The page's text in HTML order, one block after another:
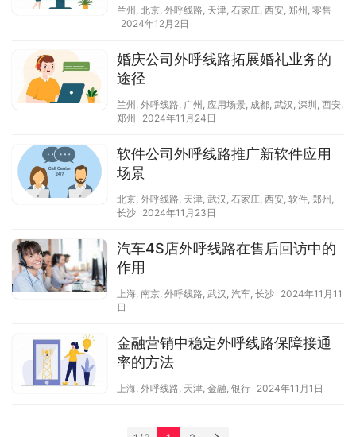
兰州 , 北京, 外呼线路, 天津, 石家庄, 西安, 郑州 , 零售
2024年12月2日
婚庆公司外呼线路拓展婚礼业务的
途径
兰州 , 外呼线路, 广州 , 应用场景, 成都, 武汉 , 深圳 , 西安,
郑州
2024年11月24日
软件公司外呼线路推广新软件应用
场景
北京, 外呼线路, 天津, 武汉 , 石家庄, 西安, 软件, 郑州 ,
长沙 2024年11月23日
汽车4S店外呼线路在售后回访中的
作用
上海, 南京, 外呼线路, 武汉 , 汽车, 长沙 2024年11月11
日
金融营销中稳定外呼线路保障接通
率的方法
上海, 外呼线路, 天津, 金融, 银行 2024年11月1日